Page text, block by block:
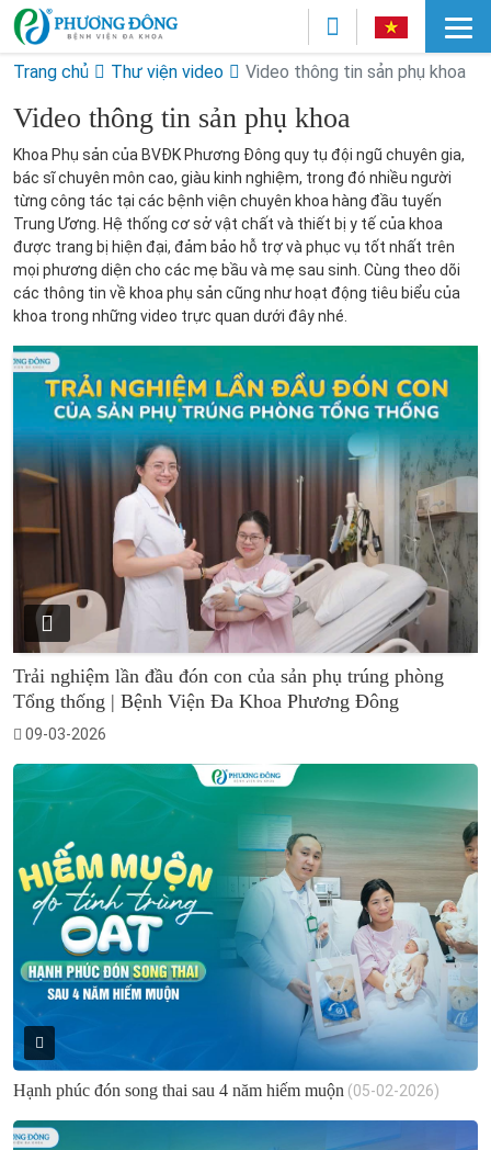
Trang chủ Thư viện video Video thông tin sản phụ khoa
Video thông tin sản phụ khoa
Khoa Phụ sản của BVĐK Phương Đông quy tụ đội ngũ chuyên gia,
bác sĩ chuyên môn cao, giàu kinh nghiệm, trong đó nhiều người
từng công tác tại các bệnh viện chuyên khoa hàng đầu tuyến
Trung Ương. Hệ thống cơ sở vật chất và thiết bị y tế của khoa
được trang bị hiện đại, đảm bảo hỗ trợ và phục vụ tốt nhất trên
mọi phương diện cho các mẹ bầu và mẹ sau sinh. Cùng theo dõi
các thông tin về khoa phụ sản cũng như hoạt động tiêu biểu của
khoa trong những video trực quan dưới đây nhé.
Trải nghiệm lần đầu đón con của sản phụ trúng phòng
Tổng thống | Bệnh Viện Đa Khoa Phương Đông
09-03-2026
Hạnh phúc đón song thai sau 4 năm hiếm muộn (05-02-2026)